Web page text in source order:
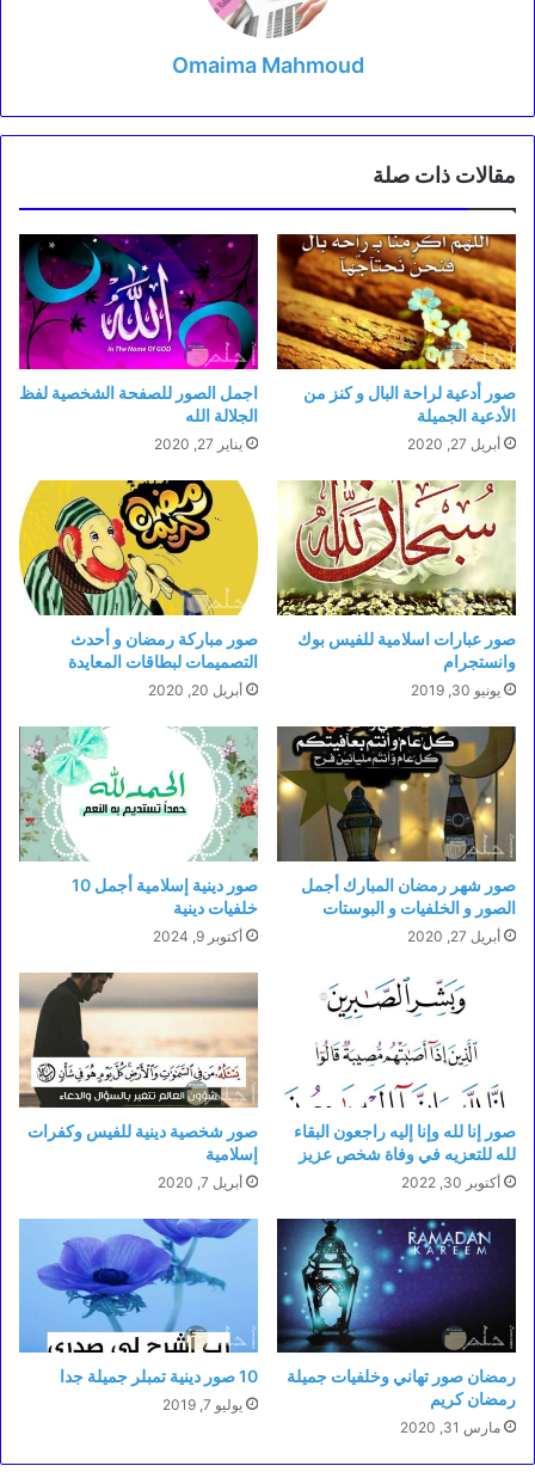
Omaima Mahmoud
مقالات ذات صلة
صور أدعية لراحة البال و كنز من
الأدعية الجميلة
أبريل 27, 2020
اجمل الصور للصفحة الشخصية لفظ
الجلالة الله
يناير 27, 2020
صور عبارات اسلامية للفيس بوك
وانستجرام
يونيو 30, 2019
صور مباركة رمضان و أحدث
التصميمات لبطاقات المعايدة
أبريل 20, 2020
صور شهر رمضان المبارك أجمل
الصور و الخلفيات و البوستات
أبريل 27, 2020
صور دينية إسلامية أجمل 10
خلفيات دينية
أكتوبر 9, 2024
صور إنا لله وإنا إليه راجعون البقاء
لله للتعزيه في وفاة شخص عزيز
أكتوبر 30, 2022
صور شخصية دينية للفيس وكفرات
إسلامية
أبريل 7, 2020
رمضان صور تهاني وخلفيات جميلة
رمضان كريم
مارس 31, 2020
10 صور دينية تمبلر جميلة جدا
يوليو 7, 2019